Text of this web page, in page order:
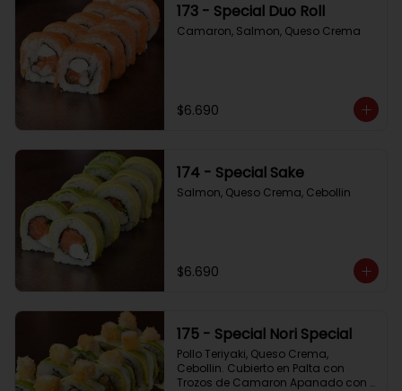
173 - Special Duo Roll
Camaron, Salmon, Queso Crema
$6.690
174 - Special Sake
Salmon, Queso Crema, Cebollin
$6.690
175 - Special Nori Special
Pollo Teriyaki, Queso Crema,
Cebollin. Cubierto en Palta con
Trozos de Camaron Apanado con